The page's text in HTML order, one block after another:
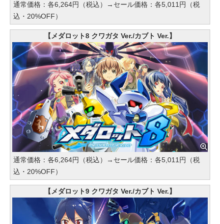
通常価格：各6,264円（税込）→セール価格：各5,011円（税
込・20%OFF）
【メダロット8 クワガタ Ver./カブト Ver.】
通常価格：各6,264円（税込）→セール価格：各5,011円（税
込・20%OFF）
【メダロット9 クワガタ Ver./カブト Ver.】